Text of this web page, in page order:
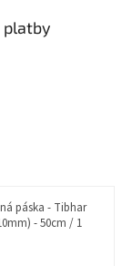
platby
páska - Tibhar
- 50cm / 1